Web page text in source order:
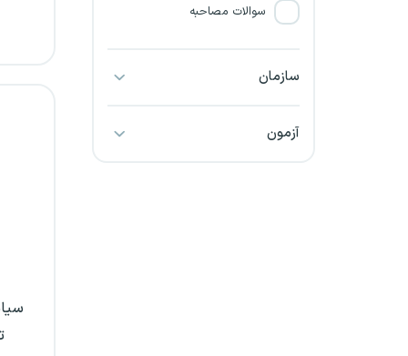
سوالات مصاحبه
سازمان
آزمون